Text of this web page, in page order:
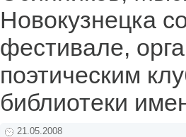
Новокузнецка
фестивале,
поэтическим
библиотеки
21.05.2008